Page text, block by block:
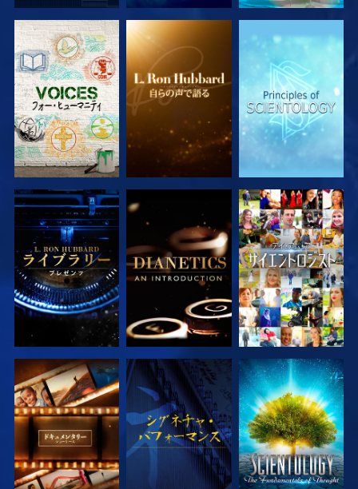
シリーズを探求 シリーズを探求 シリーズを探求
シリーズを探求 シリーズを探求 観る
シリーズを探求 観る シリーズを探求